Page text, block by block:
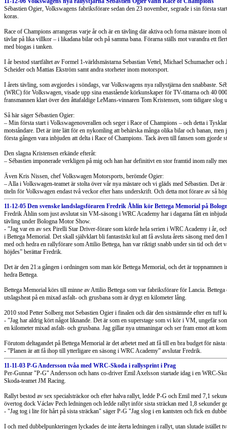
Sébastien Ogier, Volkswagens fabriksförare sedan den 23 november, segrade i sin första
koras.
Race of Champions arrangeras varje år och är en tävling där aktiva och forna mästare inom
tävlar på lika villkor – i likadana bilar och på samma bana. Förarna ställs mot varandra ett
med biogas i tanken.
I år bestod startfältet av Formel 1-världsmästarna Sebastian Vettel, Michael Schumacher
Scheider och Mattias Ekström samt andra storheter inom motorsport.
I årets tävling, som avgjordes i söndags, var Volkswagens nya rallystjärna den snabbaste.
(WRC) för Volkswagen, visade upp sina enastående körkunskaper för TV-tittarna och 40
fransmannen klart över den åttafaldige LeMans-vinnaren Tom Kristensen, som tidigare slog
Så här säger Sébastien Ogier:
– Min första start i Volkswagenoverallen och seger i Race of Champions – och detta i
motståndare. Det är inte lätt för en nykomling att behärska många olika bilar och banan,
första gången vara inbjuden att delta i Race of Champions. Tack även till fansen som gjorde
Den slagna Kristensen erkände efteråt:
– Sébastien imponerade verkligen på mig och han har definitivt en stor framtid inom rally
Även Kris Nissen, chef Volkswagen Motorsports, berömde Ogier:
– Alla i Volkswagen-teamet är stolta över vår nya mästare och vi gläds med Sébastien. Det
titeln för Volkswagen endast två veckor efter hans underskrift. Och detta mot förare av så
11-12-05 Den svenske landslagsföraren Fredrik Åhlin kör Bettega Memorial på
Fredrik Åhlin som just avslutat sin VM-säsong i WRC Academy har i dagarna fått en
tävling under Bologna Motor Show.
- ”Jag var en av sex Pirelli Star Driver-förare som körde hela serien i WRC Academy i år,
i Bettega Memorial. Det skall självklart bli fantastiskt kul att få avsluta årets säsong med
med och hedra en rallyförare som Attilio Bettega, han var riktigt snabb under sin tid och det
höjdes” berättar Fredrik.
Det är den 21:a gången i ordningen som man kör Bettega Memorial, och det är
hedra Bettega.
Bettega Memorial körs till minne av Attilio Bettega som var fabriksförare för Lancia.
utslagsheat på en mixad asfalt- och grusbana som är drygt en kilometer lång.
2010 stod Petter Solberg mot Sebastien Ogier i finalen och där den sistnämnde efter en tuff
- ”Jag har aldrig kört något liknande. Det är som en superstage som vi kör i VM, ungefär
en kilometer mixad asfalt- och grusbana. Jag gillar nya utmaningar och ser fram emot att
Förutom deltagandet på Bettega Memorial är det arbetet med att få till en bra budget för
- ”Planen är att få ihop till ytterligare en säsong i WRC Academy” avslutar Fredrik.
11-11-03 P-G Andersson tvåa med WRC-Skoda i rallysprint i Prag
Per-Gunnar "P-G" Andersson och hans co-driver Emil Axelsson startade idag i en WRC-
Skoda-teamet JM Racing.
Rallyt bestod av sex specialsträckor och efter halva rallyt, ledde P-G och Emil med 7,1
övertog dock Václav Pech ledningen och ledde rallyt inför sista sträckan med 1,8 sekunder
- "Jag tog i lite för hårt på sista sträckan" säger P-G "Jag slog i en kantsten och fick en
I och med dubbelpunkteringen lyckades de inte återta ledningen i rallyt, utan slutade istället